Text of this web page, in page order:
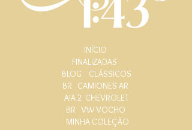
INÍCIO
FINALIZADAS
BLOG
CLÁSSICOS
BR CAMIONES AR
AIA 2 CHEVROLET
BR VW VOCHO
MINHA COLEÇÃO